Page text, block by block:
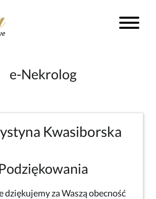
e-Nekrolog
Kwasiborska
dziękujemy za Waszą obecność